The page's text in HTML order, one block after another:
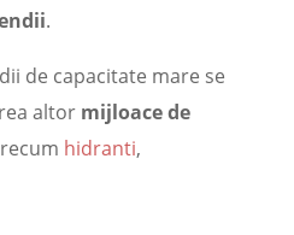
.
de capacitate mare se
altor mijloace de
hidranti,